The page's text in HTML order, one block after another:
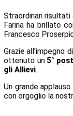
Straordinari risultati
Farina ha brillato
Francesco
Grazie all’impegno
ottenuto un5°
gli Allievi.
Un grande
con orgoglio la